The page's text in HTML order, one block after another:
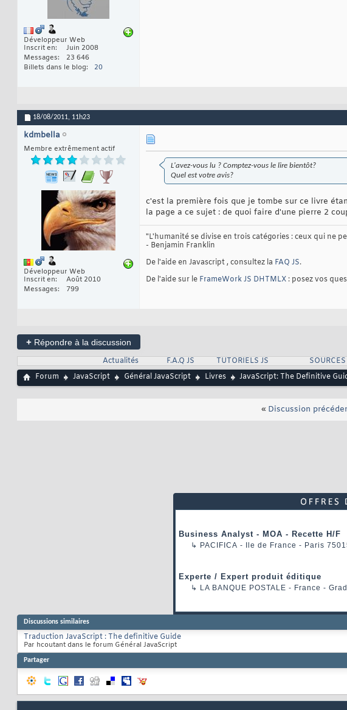
Développeur Web
Inscrit en
Juin 2008
Messages
23 646
Billets dans le blog
20
18/08/2011, 11h23
kdmbella
Membre extrêmement actif
Développeur Web
Inscrit en
Août 2010
Messages
799
L'avez-vous lu ? Comptez-vous le lire bientôt?
Quel est votre avis?
c'est la première fois que je tombe sur ce livre
la page a ce sujet : de quoi faire d'une pierre 2
"L'humanité se divise en trois catégories : ceux qui ne
- Benjamin Franklin
De l'aide en Javascript , consultez la FAQ JS.
De l'aide sur le FrameWork JS DHTMLX : posez vos
+ Répondre à la discussion
Actualités
F.A.Q JS TUTORIELS JS SOURCES
Forum
JavaScript Général JavaScript Livres JavaScript: The Definitive
« Discussion
Business Analyst - MOA - Recette H/F
↳ PACIFICA - Ile de France - Paris
Experte / Expert produit éditique
↳ LA BANQUE POSTALE - France -
Discussions similaires
Traduction JavaScript : The definitive Guide
Par hcoutant dans le forum Général JavaScript
Partager